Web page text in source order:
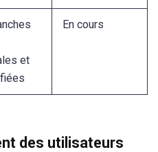
et
En cours
des utilisateurs